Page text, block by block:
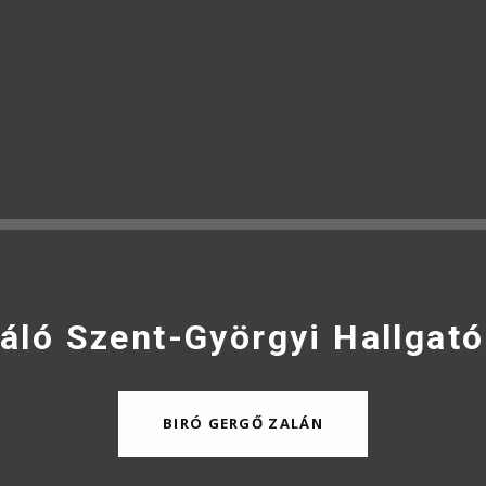
Szent-Györgyi
BIRÓ GERGŐ ZALÁN